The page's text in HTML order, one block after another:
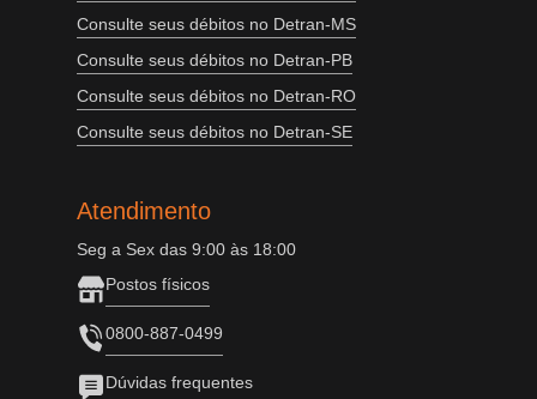
Consulte seus débitos no Detran-MS
Consulte seus débitos no Detran-PB
Consulte seus débitos no Detran-RO
Consulte seus débitos no Detran-SE
Atendimento
Seg a Sex das 9:00 às 18:00
Postos físicos
0800-887-0499
Dúvidas frequentes